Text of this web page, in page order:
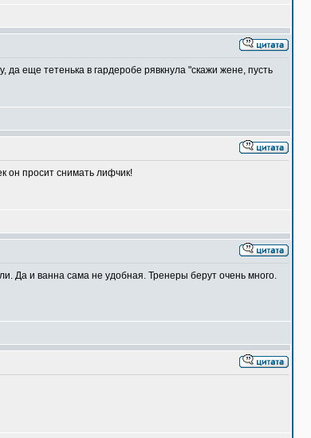
еще тетенька в гардеробе рявкнула "скажи жене, пусть
он просит снимать лифчик!
Да и ванна сама не удобная. Тренеры берут очень много.